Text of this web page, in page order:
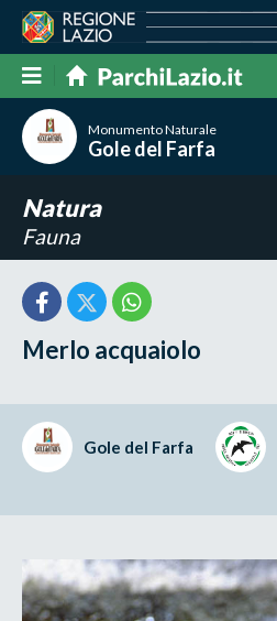
Monumento Naturale
Gole del Farfa
Natura
Fauna
Merlo acquaiolo
Gole del Farfa